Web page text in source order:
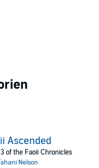
Ascended
of the Faoii Chronicles
Nelson